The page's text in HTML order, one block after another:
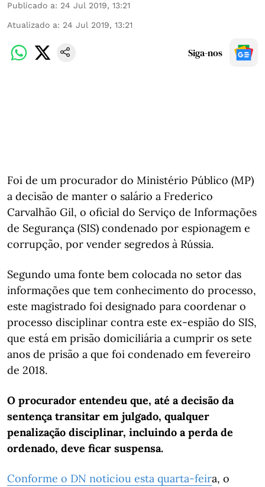
Publicado a: 24 Jul 2019, 13:21
Atualizado a: 24 Jul 2019, 13:21
Siga-nos
Foi de um procurador do Ministério Público (MP)
a decisão de manter o salário a Frederico
Carvalhão Gil, o oficial do Serviço de Informações
de Segurança (SIS) condenado por espionagem e
corrupção, por vender segredos à Rússia.
Segundo uma fonte bem colocada no setor das
informações que tem conhecimento do processo,
este magistrado foi designado para coordenar o
processo disciplinar contra este ex-espião do SIS,
que está em prisão domiciliária a cumprir os sete
anos de prisão a que foi condenado em fevereiro
de 2018.
O procurador entendeu que, até a decisão da
sentença transitar em julgado, qualquer
penalização disciplinar, incluindo a perda de
ordenado, deve ficar suspensa.
Conforme o DN noticiou esta quarta-feira, o